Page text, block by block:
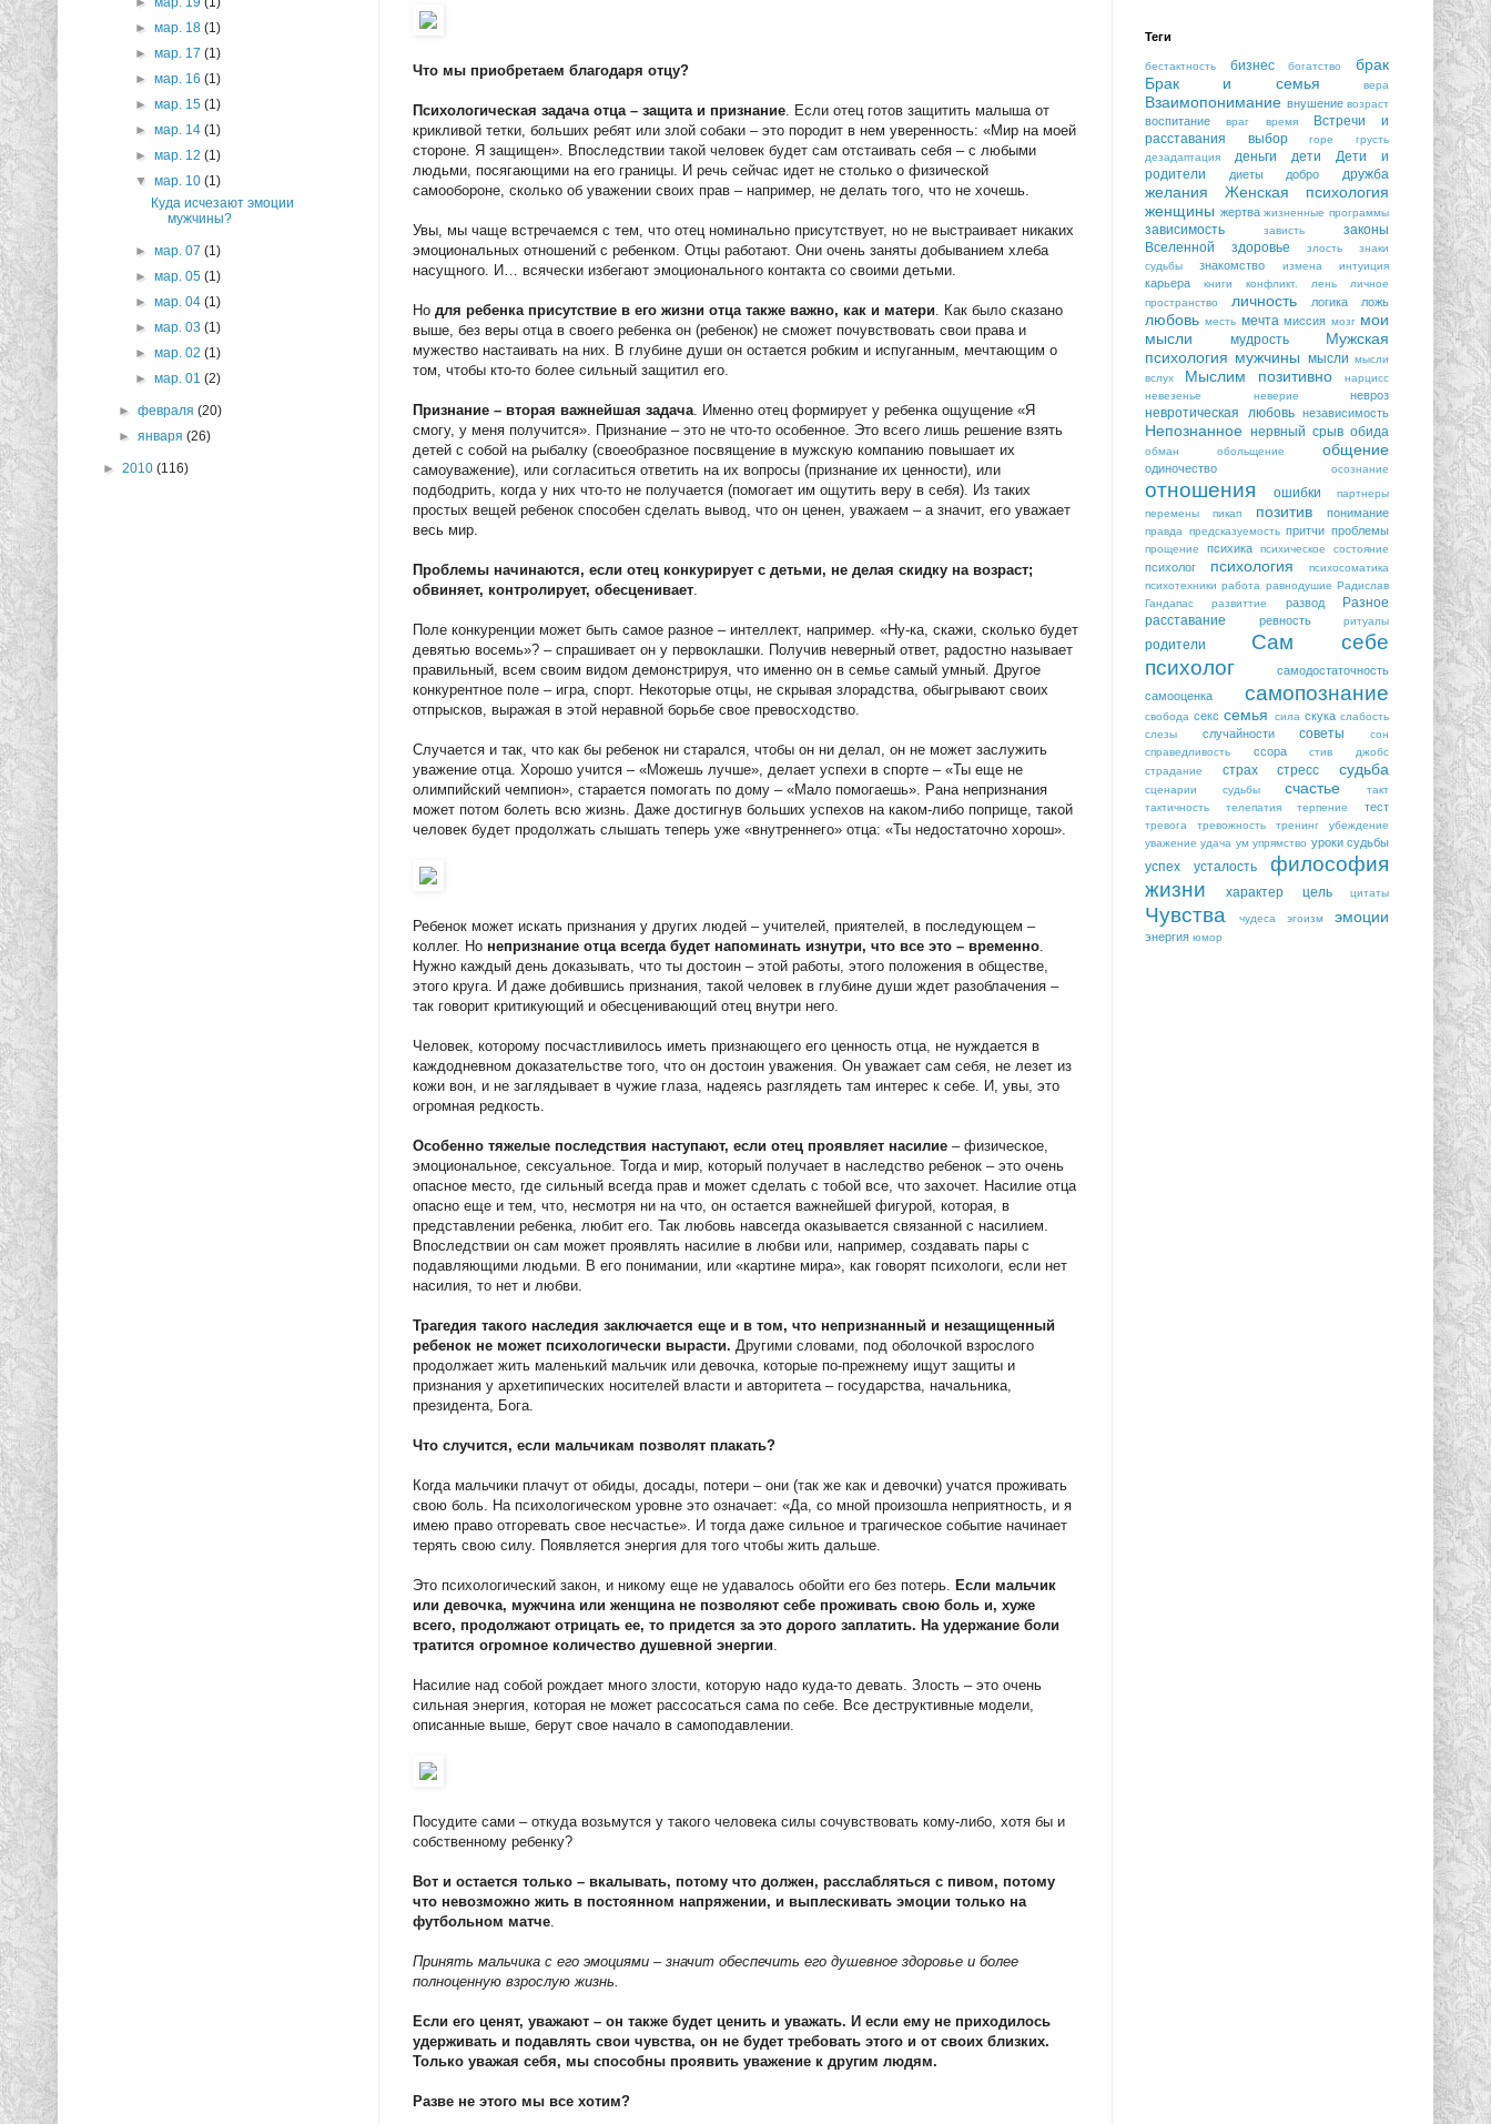
Что мы приобретаем благодаря отцу?
Психологическая задача отца – защита и признание . Если отец готов защитить малыша от
крикливой тетки, больших ребят или злой собаки – это породит в нем уверенность: «Мир на моей
стороне. Я защищен». Впоследствии такой человек будет сам отстаивать себя – с любыми
людьми, посягающими на его границы. И речь сейчас идет не столько о физической
самообороне, сколько об уважении своих прав – например, не делать того, что не хочешь.
Увы, мы чаще встречаемся с тем, что отец номинально присутствует, но не выстраивает никаких
эмоциональных отношений с ребенком. Отцы работают. Они очень заняты добыванием хлеба
насущного. И… всячески избегают эмоционального контакта со своими детьми.
Но для ребенка присутствие в его жизни отца также важно, как и матери . Как было сказано
выше, без веры отца в своего ребенка он (ребенок) не сможет почувствовать свои права и
мужество настаивать на них. В глубине души он остается робким и испуганным, мечтающим о
том, чтобы кто-то более сильный защитил его.
Признание – вторая важнейшая задача . Именно отец формирует у ребенка ощущение «Я
смогу, у меня получится». Признание – это не что-то особенное. Это всего лишь решение взять
детей с собой на рыбалку (своеобразное посвящение в мужскую компанию повышает их
самоуважение), или согласиться ответить на их вопросы (признание их ценности), или
подбодрить, когда у них что-то не получается (помогает им ощутить веру в себя). Из таких
простых вещей ребенок способен сделать вывод, что он ценен, уважаем – а значит, его уважает
весь мир.
Проблемы начинаются, если отец конкурирует с детьми, не делая скидку на возраст;
обвиняет, контролирует, обесценивает
Поле конкуренции может быть самое разное – интеллект, например. «Ну-ка, скажи, сколько будет
девятью восемь»? – спрашивает он у первоклашки. Получив неверный ответ, радостно называет
правильный, всем своим видом демонстрируя, что именно он в семье самый умный. Другое
конкурентное поле – игра, спорт. Некоторые отцы, не скрывая злорадства, обыгрывают своих
отпрысков, выражая в этой неравной борьбе свое превосходство.
Случается и так, что как бы ребенок ни старался, чтобы он ни делал, он не может заслужить
уважение отца. Хорошо учится – «Можешь лучше», делает успехи в спорте – «Ты еще не
олимпийский чемпион», старается помогать по дому – «Мало помогаешь». Рана непризнания
может потом болеть всю жизнь. Даже достигнув больших успехов на каком-либо поприще, такой
человек будет продолжать слышать теперь уже «внутреннего» отца: «Ты недостаточно хорош».
Ребенок может искать признания у других людей – учителей, приятелей, в последующем –
коллег. Но непризнание отца всегда будет напоминать изнутри, что все это – временно
Нужно каждый день доказывать, что ты достоин – этой работы, этого положения в обществе,
этого круга. И даже добившись признания, такой человек в глубине души ждет разоблачения –
так говорит критикующий и обесценивающий отец внутри него.
Человек, которому посчастливилось иметь признающего его ценность отца, не нуждается в
каждодневном доказательстве того, что он достоин уважения. Он уважает сам себя, не лезет из
кожи вон, и не заглядывает в чужие глаза, надеясь разглядеть там интерес к себе. И, увы, это
огромная редкость.
Особенно тяжелые последствия наступают, если отец проявляет насилие – физическое,
эмоциональное, сексуальное. Тогда и мир, который получает в наследство ребенок – это очень
опасное место, где сильный всегда прав и может сделать с тобой все, что захочет. Насилие отца
опасно еще и тем, что, несмотря ни на что, он остается важнейшей фигурой, которая, в
представлении ребенка, любит его. Так любовь навсегда оказывается связанной с насилием.
Впоследствии он сам может проявлять насилие в любви или, например, создавать пары с
подавляющими людьми. В его понимании, или «картине мира», как говорят психологи, если нет
насилия, то нет и любви.
Трагедия такого наследия заключается еще и в том, что непризнанный и незащищенный
ребенок не может психологически вырасти. Другими словами, под оболочкой взрослого
продолжает жить маленький мальчик или девочка, которые по-прежнему ищут защиты и
признания у архетипических носителей власти и авторитета – государства, начальника,
президента, Бога.
Что случится, если мальчикам позволят плакать?
Когда мальчики плачут от обиды, досады, потери – они (так же как и девочки) учатся проживать
свою боль. На психологическом уровне это означает: «Да, со мной произошла неприятность, и я
имею право отгоревать свое несчастье». И тогда даже сильное и трагическое событие начинает
терять свою силу. Появляется энергия для того чтобы жить дальше.
Это психологический закон, и никому еще не удавалось обойти его без потерь.
Если мальчик
или девочка, мужчина или женщина не позволяют себе проживать свою боль и, хуже
всего, продолжают отрицать ее, то придется за это дорого заплатить. На удержание боли
тратится огромное количество душевной энергии
Насилие над собой рождает много злости, которую надо куда-то девать. Злость – это очень
сильная энергия, которая не может рассосаться сама по себе. Все деструктивные модели,
описанные выше, берут свое начало в самоподавлении.
Посудите сами – откуда возьмутся у такого человека силы сочувствовать кому-либо, хотя бы и
собственному ребенку?
Вот и остается только – вкалывать, потому что должен, расслабляться с пивом, потому
что невозможно жить в постоянном напряжении, и выплескивать эмоции только на
футбольном матче
Принять мальчика с его эмоциями – значит обеспечить его душевное здоровье и более
полноценную взрослую жизнь.
Если его ценят, уважают – он также будет ценить и уважать. И если ему не приходилось
удерживать и подавлять свои чувства, он не будет требовать этого и от своих близких.
Только уважая себя, мы способны проявить уважение к другим людям.
Разве не этого мы все хотим?
► мар. 18 (1)
► мар. 17 (1)
► мар. 16 (1)
► мар. 15 (1)
► мар. 14 (1)
► мар. 12 (1)
▼ мар. 10 (1)
Куда исчезают эмоции
мужчины?
► мар. 07 (1)
► мар. 05 (1)
► мар. 04 (1)
► мар. 03 (1)
► мар. 02 (1)
► мар. 01 (2)
►февраля(20)
►января(26)
► 2010 (116)
Теги
бестактность бизнес богатство
брак
Брак и семья
вера
Взаимопонимание внушение возраст
воспитание враг время
Встречи и
расставания
выбор горе
грусть
дезадаптация
деньги дети
Дети и
родители
диеты добро дружба
желания
Женская психология
женщины жертва жизненные программы
зависимость зависть
законы
Вселенной
здоровье злость
знаки
судьбы
знакомство измена интуиция
карьера книги конфликт. лень
личное
пространство
личность логика ложь
любовь месть мечта миссия мозг мои
мысли
мудрость
Мужская
психология мужчины мысли мысли
вслух
Мыслим позитивно
нарцисс
невезенье
неверие невроз
невротическая любовь независимость
Непознанное нервный срыв обида
обман обольщение общение
одиночество осознание
отношения ошибки
партнеры
перемены
пикап позитив понимание
правда предсказуемость притчи проблемы
прощение психика психическое состояние
психолог психология
психосоматика
психотехники работа равнодушие Радислав
Гандапас
развиттие развод
Разное
расставание
ревность ритуалы
родители
Сам себе
психолог
самодостаточность
самооценка
самопознание
свобода секс семья сила скука слабость
слезы
случайности советы
сон
справедливость
ссора
стив джобс
страдание
страх стресс судьба
сценарии судьбы счастье
такт
тактичность
телепатия терпение тест
тревога тревожность тренинг
убеждение
уважение удача ум упрямство уроки судьбы
успех усталость
философия
жизни
характер цель цитаты
Чувства чудеса эгоизм эмоции
энергия юмор